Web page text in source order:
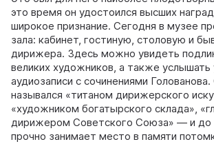
это время он удостоился высших
широкое признание. Сегодня в музее
зала: кабинет, гостиную, столовую и
дирижера. Здесь можно увидеть
великих художников, а также услышать
аудиозаписи с сочинениями
назывался «титаном дирижерского
«художником богатырского склада»,
дирижером Советского Союза» — и до
прочно занимает место в памяти